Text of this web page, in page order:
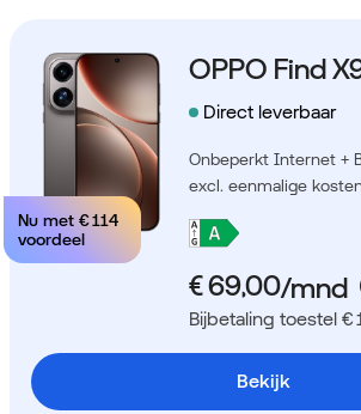
Nu met € 114
voordeel
OPPO Find
Direct leverbaar
Onbeperkt Internet +
excl. eenmalige
Bijbetaling toestel €
Bekijk